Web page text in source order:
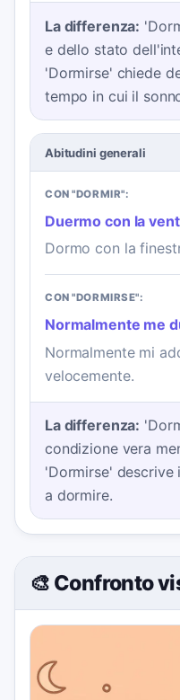
La differenza:
e dello stato
'Dormirse' chiede
tempo in cui il
Abitudini generali
CON "DORMIR":
Duermo con la
Dormo con la
CON "DORMIRSE":
Normalmente me
Normalmente mi
velocemente.
La differenza:
condizione vera
'Dormirse' descrive
a dormire.
🎨 Confronto